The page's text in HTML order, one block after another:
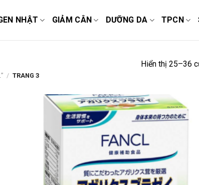
NHẬT GIẢM CÂN DƯỠNG DA TPCN
/ TRANG 3
Hiển thị 25–36